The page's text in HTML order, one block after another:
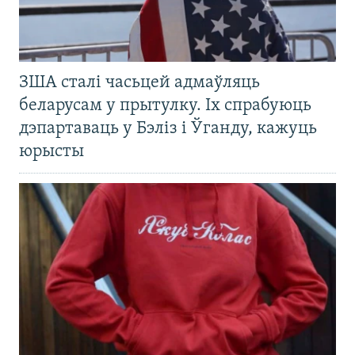
ЗША сталі часьцей адмаўляць
беларусам у прытулку. Іх спрабуюць
дэпартаваць у Бэліз і Ўганду, кажуць
юрысты